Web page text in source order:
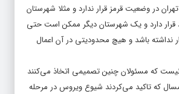
در وضعیت قرمز قرار ندارد و مثلا شهرستان
قرار دارد و یک شهرستان دیگر ممکن است حتی
نداشته باشد و هیچ محدودیتی در آن اعمال
نیست که مسئولان چنین تصمیمی اتخاذ می‌کنند
که تاکید می‌کردند شیوع ویروس در مرحله